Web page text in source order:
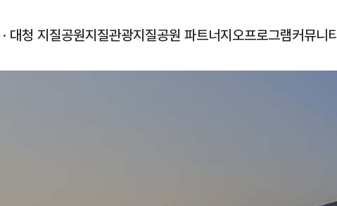
대청 지질공원지질관광지질공원 파트너지오프로그램커뮤니티